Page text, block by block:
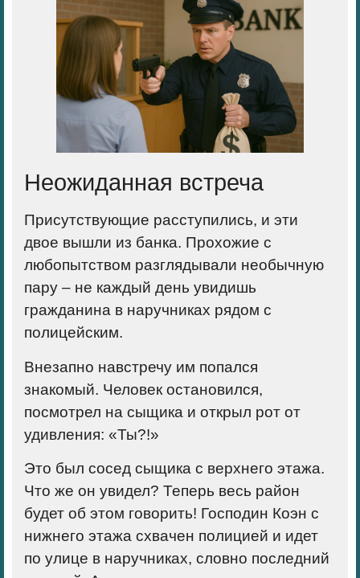
Неожиданная встреча
Присутствующие расступились, и эти
двое вышли из банка. Прохожие с
любопытством разглядывали необычную
пару – не каждый день увидишь
гражданина в наручниках рядом с
полицейским.
Внезапно навстречу им попался
знакомый. Человек остановился,
посмотрел на сыщика и открыл рот от
удивления: «Ты?!»
Это был сосед сыщика с верхнего этажа.
Что же он увидел? Теперь весь район
будет об этом говорить! Господин Коэн с
нижнего этажа схвачен полицией и идет
по улице в наручниках, словно последний